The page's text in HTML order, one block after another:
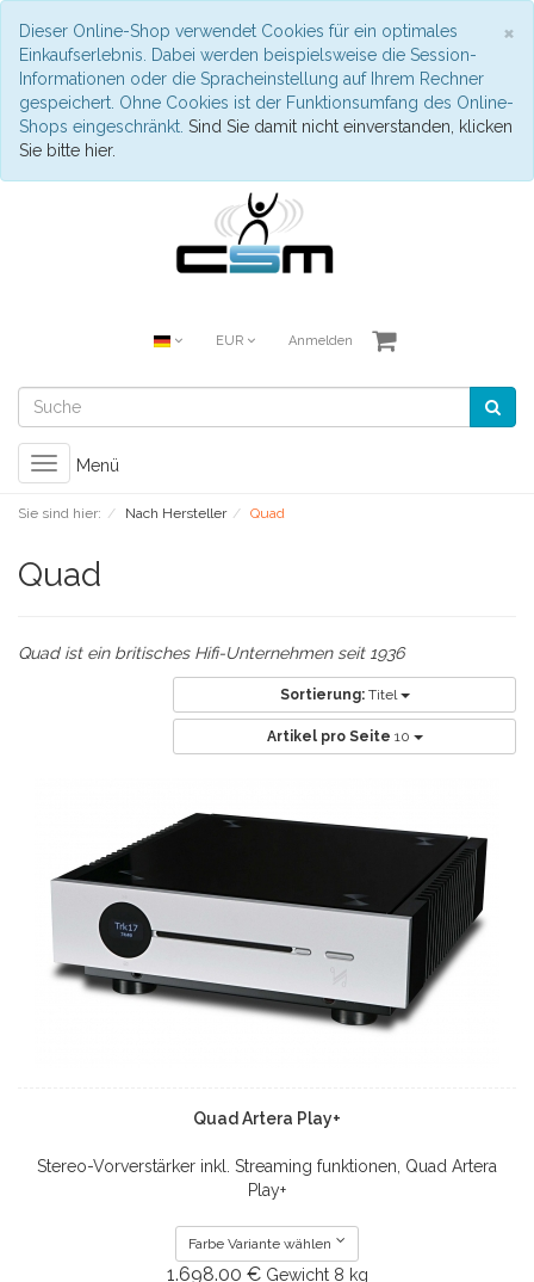
×
Dieser Online-Shop verwendet Cookies für ein optimales
Einkaufserlebnis. Dabei werden beispielsweise die Session-
Informationen oder die Spracheinstellung auf Ihrem Rechner
gespeichert. Ohne Cookies ist der Funktionsumfang des Online-
Shops eingeschränkt. Sind Sie damit nicht einverstanden, klicken
Sie bitte hier.
EUR Anmelden
Toggle
navigation
Menü
Sie sind hier: Nach Hersteller Quad
Quad
Quad ist ein britisches Hifi-Unternehmen seit 1936
Sortierung: Titel
Artikel pro Seite 10
Quad Artera Play+
Stereo-Vorverstärker inkl. Streaming funktionen, Quad Artera
Play+
Farbe Variante wählen
1.698.00 € Gewicht 8 kg